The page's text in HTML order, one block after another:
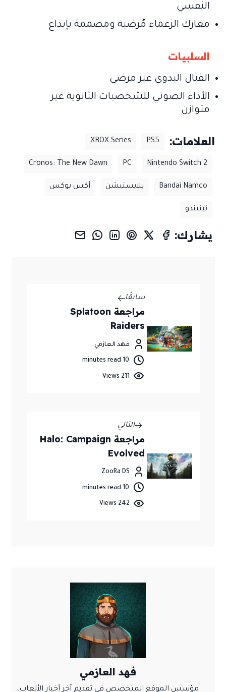
النفسي
معارك الزعماء مُرضية ومصممة بإبداع
السلبيات
القتال اليدوي غير مرضي
الأداء الصوتي للشخصيات الثانوية غير
متوازن
العلامات: PS5
XBOX Series
Nintendo Switch 2
PC
Cronos: The New Dawn
Bandai Namco بلايستيشن أكس بوكس
نينتندو
يشارك:
سابقًا
مراجعة Splatoon
Raiders
فهد العازمي
10 minutes read
التالي
مراجعة Halo: Campaign
Evolved
ZooRa DS
10 minutes read
فهد العازمي
مؤسس الموقع المتخصص في تقديم آخر أخبار الألعاب،